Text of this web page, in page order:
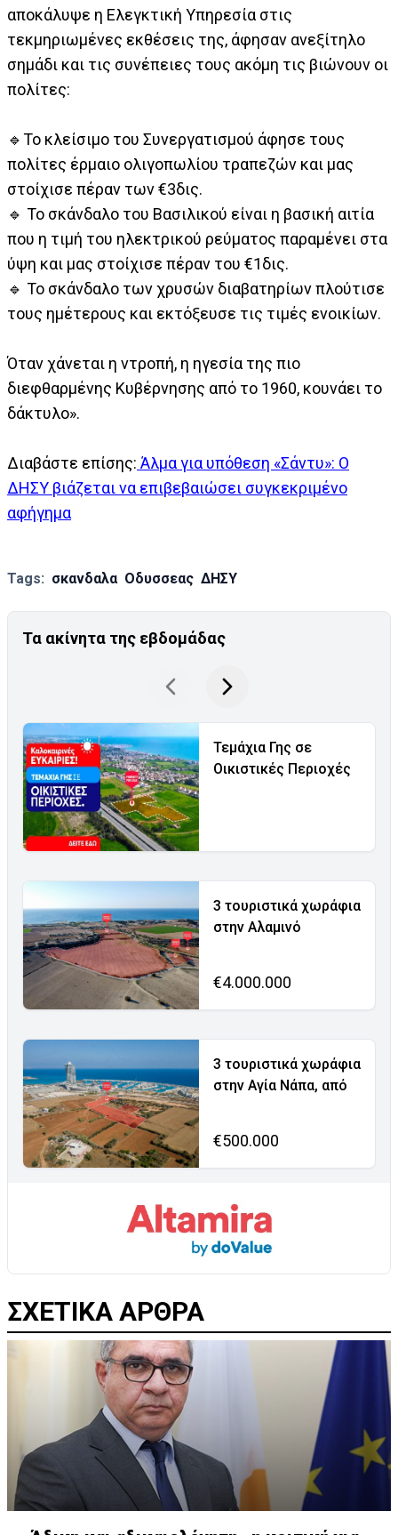
αποκάλυψε η Ελεγκτική Υπηρεσία στις
τεκμηριωμένες εκθέσεις της, άφησαν ανεξίτηλο
σημάδι και τις συνέπειες τους ακόμη τις βιώνουν οι
πολίτες:
🔹️Το κλείσιμο του Συνεργατισμού άφησε τους
πολίτες έρμαιο ολιγοπωλίου τραπεζών και μας
στοίχισε πέραν των €3δις.
🔹️ Το σκάνδαλο του Βασιλικού είναι η βασική αιτία
που η τιμή του ηλεκτρικού ρεύματος παραμένει στα
ύψη και μας στοίχισε πέραν του €1δις.
🔹️ Το σκάνδαλο των χρυσών διαβατηρίων πλούτισε
τους ημέτερους και εκτόξευσε τις τιμές ενοικίων.
Όταν χάνεται η ντροπή, η ηγεσία της πιο
διεφθαρμένης Κυβέρνησης από το 1960, κουνάει το
δάκτυλο».
Διαβάστε επίσης: Άλμα για υπόθεση «Σάντυ»: Ο
ΔΗΣΥ βιάζεται να επιβεβαιώσει συγκεκριμένο
αφήγημα
Tags: σκανδαλα Οδυσσεας ΔΗΣΥ
Τα ακίνητα της εβδομάδας
Τεμάχια Γης σε
Οικιστικές Περιοχές
3 τουριστικά χωράφια
στην Αλαμινό
€4.000.000
3 τουριστικά χωράφια
στην Αγία Νάπα, από
€500.000
ΣΧΕΤΙΚΑ ΑΡΘΡΑ